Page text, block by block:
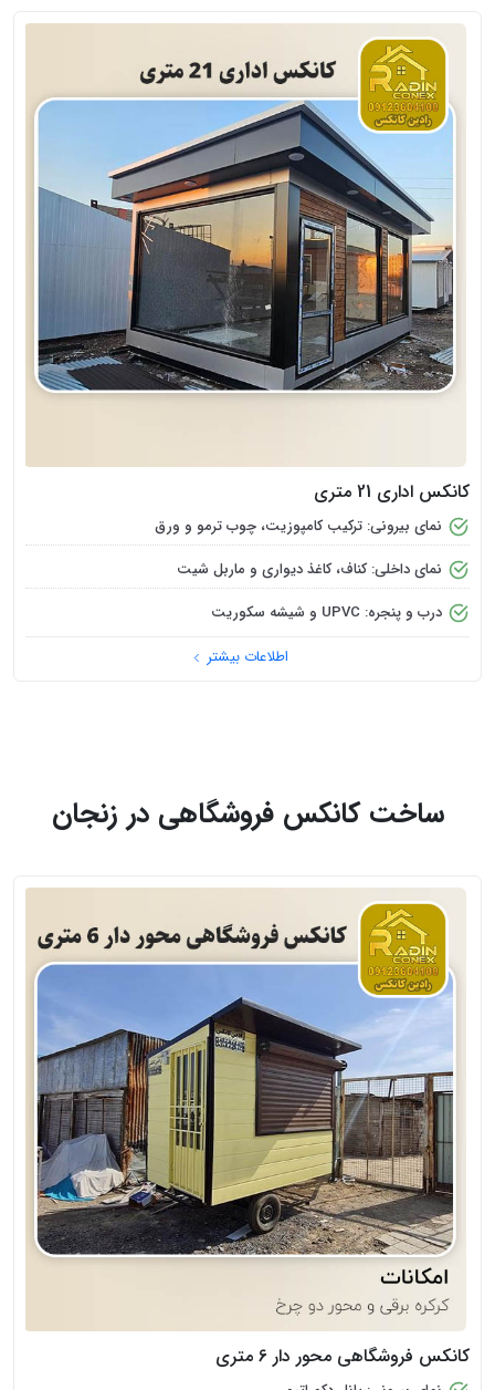
کانکس اداری 21 متری
نمای بیرونی: ترکیب کامپوزیت، چوب ترمو و ورق
نمای داخلی: کناف، کاغذ دیواری و ماربل شیت
درب و پنجره: UPVC و شیشه سکوریت
اطلاعات بیشتر
ساخت کانکس فروشگاهی در زنجان
کانکس فروشگاهی محور دار 6 متری